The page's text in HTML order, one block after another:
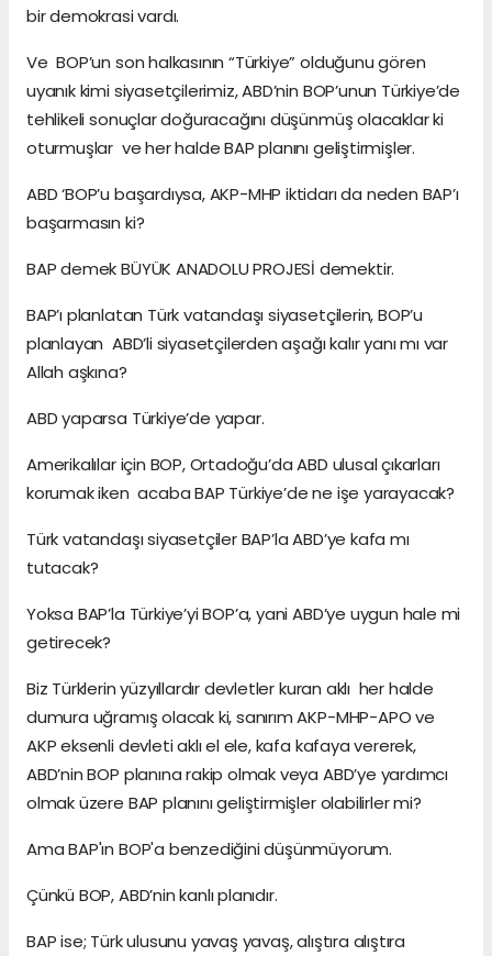
bir demokrasi vardı.
Ve BOP’un son halkasının “Türkiye” olduğunu gören
uyanık kimi siyasetçilerimiz, ABD’nin BOP’unun Türkiye’de
tehlikeli sonuçlar doğuracağını düşünmüş olacaklar ki
oturmuşlar ve her halde BAP planını geliştirmişler.
ABD ‘BOP’u başardıysa, AKP-MHP iktidarı da neden BAP’ı
başarmasın ki?
BAP demek BÜYÜK ANADOLU PROJESİ demektir.
BAP’ı planlatan Türk vatandaşı siyasetçilerin, BOP’u
planlayan ABD’li siyasetçilerden aşağı kalır yanı mı var
Allah aşkına?
ABD yaparsa Türkiye’de yapar.
Amerikalılar için BOP, Ortadoğu’da ABD ulusal çıkarları
korumak iken acaba BAP Türkiye’de ne işe yarayacak?
Türk vatandaşı siyasetçiler BAP’la ABD’ye kafa mı
tutacak?
Yoksa BAP’la Türkiye’yi BOP’a, yani ABD’ye uygun hale mi
getirecek?
Biz Türklerin yüzyıllardır devletler kuran aklı her halde
dumura uğramış olacak ki, sanırım AKP-MHP-APO ve
AKP eksenli devleti aklı el ele, kafa kafaya vererek,
ABD’nin BOP planına rakip olmak veya ABD’ye yardımcı
olmak üzere BAP planını geliştirmişler olabilirler mi?
Ama BAP'ın BOP'a benzediğini düşünmüyorum.
Çünkü BOP, ABD’nin kanlı planıdır.
BAP ise; Türk ulusunu yavaş yavaş, alıştıra alıştıra